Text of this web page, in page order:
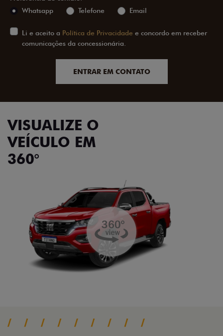
Whatsapp
Telefone Email
Li e aceito a Política de Privacidade e concordo em receber
comunicações da concessionária.
ENTRAR EM CONTATO
VISUALIZE O
VEÍCULO EM
360°